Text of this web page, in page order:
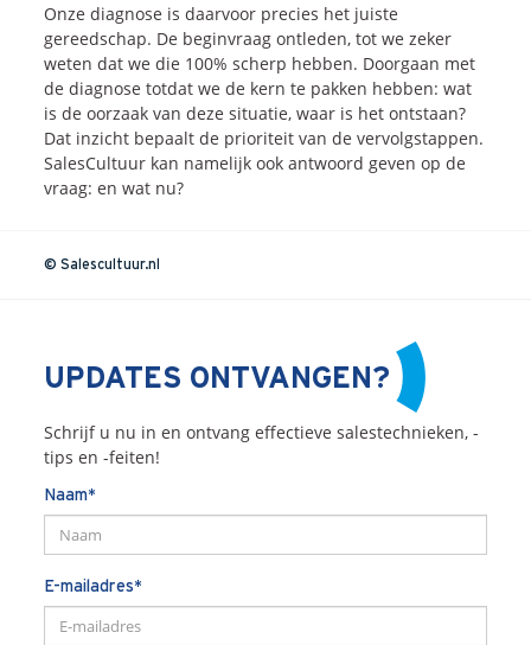
Onze diagnose is daarvoor precies het juiste
gereedschap. De beginvraag ontleden, tot we zeker
weten dat we die 100% scherp hebben. Doorgaan met
de diagnose totdat we de kern te pakken hebben: wat
is de oorzaak van deze situatie, waar is het ontstaan?
Dat inzicht bepaalt de prioriteit van de vervolgstappen.
SalesCultuur kan namelijk ook antwoord geven op de
vraag: en wat nu?
© Salescultuur.nl
UPDATES ONTVANGEN?
Schrijf u nu in en ontvang effectieve salestechnieken, -
tips en -feiten!
Naam*
E-mailadres*